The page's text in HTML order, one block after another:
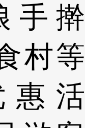
手擀
村等
惠活